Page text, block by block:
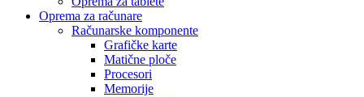
Oprema za računare
Računarske komponente
Grafičke karte
Matične ploče
Procesori
Memorije